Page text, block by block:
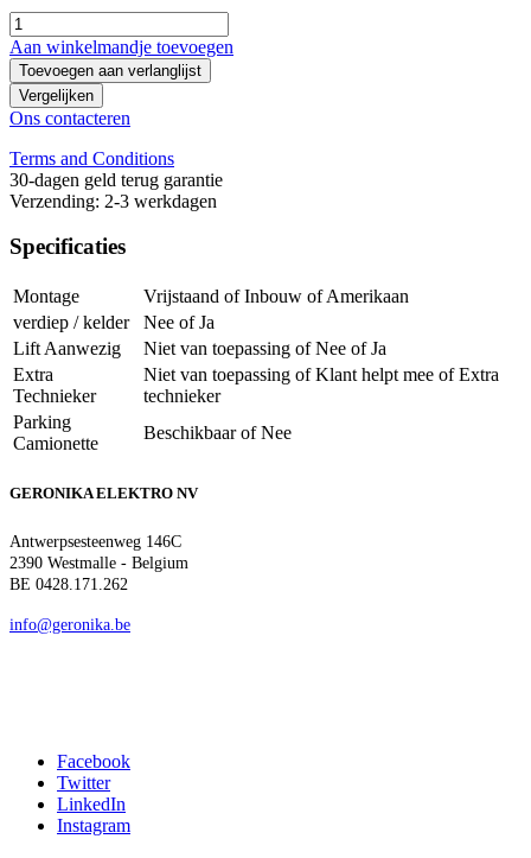
Aan winkelmandje toevoegen
Toevoegen aan verlanglijst
Vergelijken
Ons contacteren
Terms and Conditions
30-dagen geld terug garantie
Verzending: 2-3 werkdagen
Specificaties
Montage Vrijstaand ofInbouw ofAmerikaan
verdiep / kelder
Nee ofJa
Lift Aanwezig
Niet van toepassing ofNee ofJa
Extra
Technieker
Niet van toepassing ofKlant helpt mee ofExtra
technieker
Parking
Camionette
BeschikbaarofNee
GERONIKA ELEKTRO NV
Antwerpsesteenweg 146C
2390 Westmalle - Belgium
BE 0428.171.262
info@geronika.be
Facebook
Twitter
LinkedIn
Instagram